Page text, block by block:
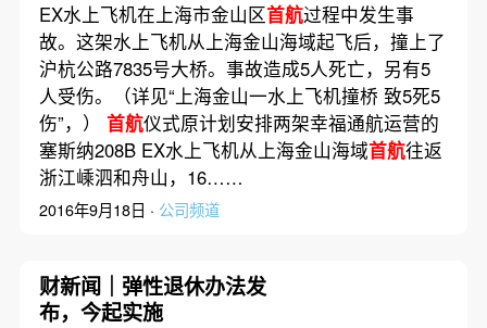
EX水上飞机在上海市金山区首航过程中发生事
故。这架水上飞机从上海金山海域起飞后，撞上了
沪杭公路7835号大桥。事故造成5人死亡，另有5
人受伤。（详见“上海金山一水上飞机撞桥 致5死5
伤”，） 首航仪式原计划安排两架幸福通航运营的
塞斯纳208B EX水上飞机从上海金山海域首航往返
浙江嵊泗和舟山，16……
2016年9月18日 · 公司频道
财新闻｜弹性退休办法发
布，今起实施